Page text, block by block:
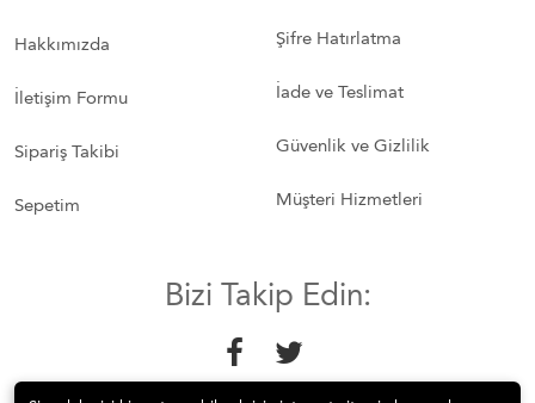
Hakkımızda
İletişim Formu
Sipariş Takibi
Sepetim
Şifre Hatırlatma
İade ve Teslimat
Güvenlik ve Gizlilik
Müşteri Hizmetleri
Bizi Takip Edin: